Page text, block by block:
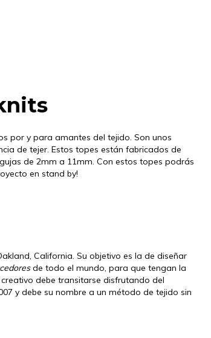
por y para amantes del tejido. Son unos
de tejer. Estos topes están fabricados de
de 2mm a 11mm. Con estos topes podrás
en stand by!
California. Su objetivo es la de diseñar
de todo el mundo, para que tengan la
debe transitarse disfrutando del
y debe su nombre a un método de tejido sin